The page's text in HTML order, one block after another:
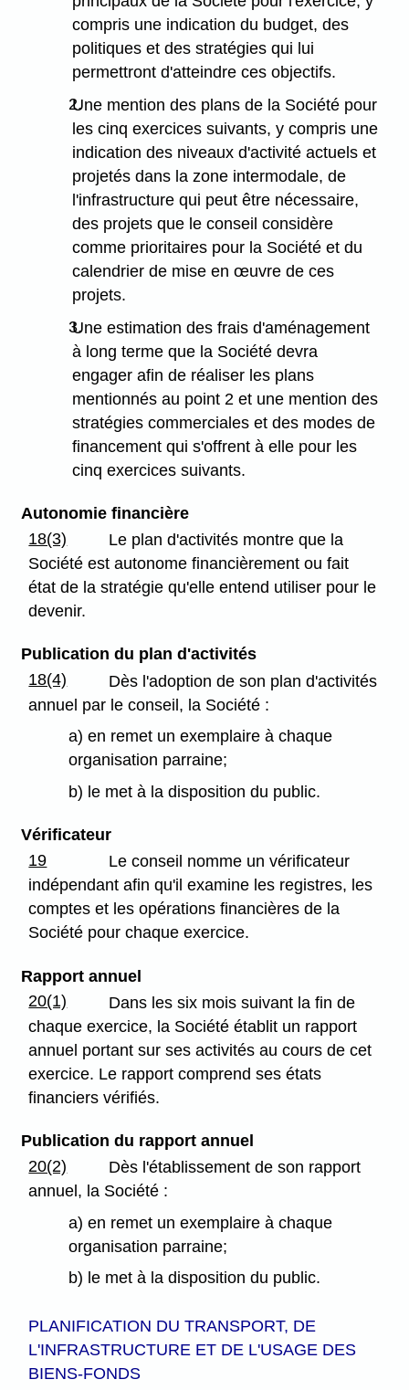
compris une indication du budget, des
politiques et des stratégies qui lui
permettront d'atteindre ces objectifs.
2.
Une mention des plans de la Société pour
les cinq exercices suivants, y compris une
indication des niveaux d'activité actuels et
projetés dans la zone intermodale, de
l'infrastructure qui peut être nécessaire,
des projets que le conseil considère
comme prioritaires pour la Société et du
calendrier de mise en œuvre de ces
projets.
3.
Une estimation des frais d'aménagement
à long terme que la Société devra
engager afin de réaliser les plans
mentionnés au point 2 et une mention des
stratégies commerciales et des modes de
financement qui s'offrent à elle pour les
cinq exercices suivants.
Autonomie financière
18(3)
Le plan d'activités montre que la
Société est autonome financièrement ou fait
état de la stratégie qu'elle entend utiliser pour le
devenir.
Publication du plan d'activités
18(4)
Dès l'adoption de son plan d'activités
annuel par le conseil, la Société :
a) en remet un exemplaire à chaque
organisation parraine;
b) le met à la disposition du public.
Vérificateur
19
Le conseil nomme un vérificateur
indépendant afin qu'il examine les registres, les
comptes et les opérations financières de la
Société pour chaque exercice.
Rapport annuel
20(1)
Dans les six mois suivant la fin de
chaque exercice, la Société établit un rapport
annuel portant sur ses activités au cours de cet
exercice. Le rapport comprend ses états
financiers vérifiés.
Publication du rapport annuel
20(2)
Dès l'établissement de son rapport
annuel, la Société :
a) en remet un exemplaire à chaque
organisation parraine;
b) le met à la disposition du public.
PLANIFICATION DU TRANSPORT, DE
L'INFRASTRUCTURE ET DE L'USAGE DES
BIENS-FONDS